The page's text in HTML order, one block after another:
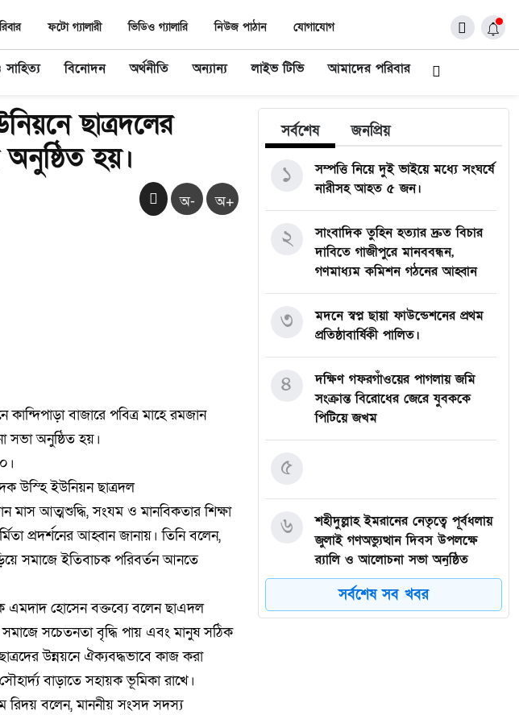
ফটো গ্যালারী ভিডিও গ্যালারি নিউজ পাঠান যোগাযোগ
সাহিত্য বিনোদন অর্থনীতি অন্যান্য লাইভ টিভি আমাদের পরিবার
ছাত্রদলের
হয়।
অ- অ+
বাজারে পবিত্র মাহে রমজান
সভা অনুষ্ঠিত হয়।
উস্হি ইউনিয়ন ছাত্রদল
আত্মশুদ্ধি, সংযম ও মানবিকতার শিক্ষা
প্রদর্শনের আহ্বান জানায়। তিনি বলেন,
সমাজে ইতিবাচক পরিবর্তন আনতে
এমদাদ হোসেন বক্তব্যে বলেন ছাএদল
সমাজে সচেতনতা বৃদ্ধি পায় এবং মানুষ সঠিক
উন্নয়নে ঐক্যবদ্ধভাবে কাজ করা
বাড়াতে সহায়ক ভূমিকা রাখে।
রিদয় বলেন, মাননীয় সংসদ সদস্য
সর্বশেষ জনপ্রিয়
সম্পত্তি নিয়ে দুই ভাইয়ে মধ্যে সংঘর্ষে
নারীসহ আহত ৫ জন।
১
সাংবাদিক তুহিন হত্যার দ্রুত বিচার
দাবিতে গাজীপুরে মানববন্ধন,
গণমাধ্যম কমিশন গঠনের আহ্বান
২
মদনে স্বপ্ন ছায়া ফাউন্ডেশনের প্রথম
প্রতিষ্ঠাবার্ষিকী পালিত।
৩
দক্ষিণ গফরগাঁওয়ের পাগলায় জমি
সংক্রান্ত বিরোধের জেরে যুবককে
পিটিয়ে জখম
৪
৫
শহীদুল্লাহ ইমরানের নেতৃত্বে পূর্বধলায়
জুলাই গণঅভ্যুত্থান দিবস উপলক্ষে
র‍্যালি ও আলোচনা সভা অনুষ্ঠিত
৬
জুলাই গণঅভ্যুত্থানের বীর শহীদদের
প্রতি খাগড়াছড়িবাসীর শ্রদ্ধাঞ্জলি
৭
সর্বশেষ সব খবর